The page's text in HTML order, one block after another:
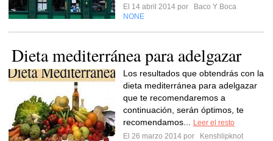
El 14 abril 2014 por
Baco Y Boca
NONE
Dieta mediterránea para adelgazar
Los resultados que obtendrás con la
dieta mediterránea para adelgazar
que te recomendaremos a
continuación, serán óptimos, te
recomendamos...
Leer el resto
El 26 marzo 2014 por
Kenshlipknot